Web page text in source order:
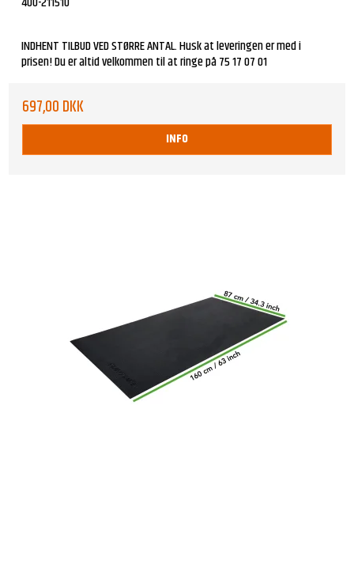
INDHENT TILBUD VED STØRRE ANTAL. Husk at leveringen er med i
prisen! Du er altid velkommen til at ringe på 75 17 07 01
697,00 DKK
INFO